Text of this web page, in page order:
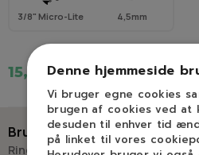
3/8" Micro-Lite
4,5mm
15,00 kr.
Brug for hjælp?
Ring eller skriv til Savdoktoren
Denne hjemmeside
Vi bruger egne cookies
brugen af cookies ved at
desuden til enhver tid
på linket til vores